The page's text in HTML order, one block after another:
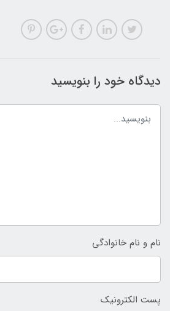
دیدگاه خود را بنویسید
نام و نام خانوادگی
پست الکترونیک